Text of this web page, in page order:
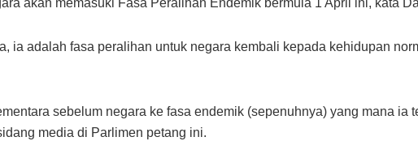
ia adalah fasa peralihan untuk negara kembali kepada kehidupan
sebelum negara ke fasa endemik (sepenuhnya) yang mana
media di Parlimen petang ini.